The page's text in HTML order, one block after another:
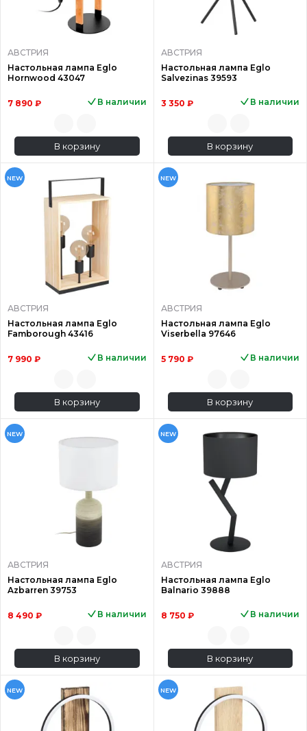
АВСТРИЯ
Настольная лампа Eglo
Hornwood 43047
7 890 ₽ В наличии
В корзину
АВСТРИЯ
Настольная лампа Eglo
Salvezinas 39593
3 350 ₽ В наличии
В корзину
NEW
АВСТРИЯ
Настольная лампа Eglo
Famborough 43416
7 990 ₽ В наличии
В корзину
NEW
АВСТРИЯ
Настольная лампа Eglo
Viserbella 97646
5 790 ₽ В наличии
В корзину
NEW
АВСТРИЯ
Настольная лампа Eglo
Azbarren 39753
8 490 ₽ В наличии
В корзину
NEW
АВСТРИЯ
Настольная лампа Eglo
Balnario 39888
8 750 ₽ В наличии
В корзину
NEW NEW